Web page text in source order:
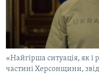
ВІДЕОУРОКИ «ELIFBE»
СВІДЧЕННЯ ОКУПАЦІЇ
УКРАЇНСЬКА ПРОБЛЕМА
ІНФОГРАФІКА
Русский
Qırımtatar
ДОЛУЧАЙСЯ!
«Найгірша ситуація, як і
частині Херсонщини,